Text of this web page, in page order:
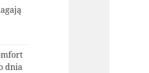
dnia